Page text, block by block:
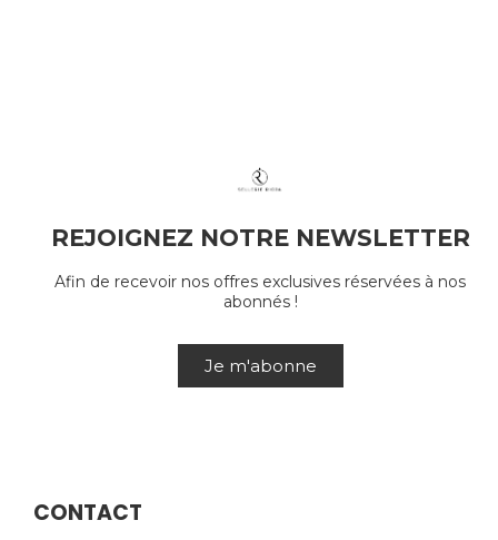
REJOIGNEZ NOTRE NEWSLETTER
Afin de recevoir nos offres exclusives réservées à nos
abonnés !
Je m'abonne
CONTACT